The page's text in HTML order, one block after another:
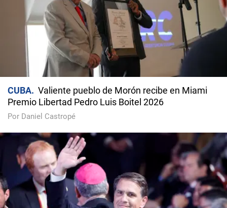
CUBA
Valiente pueblo de Morón recibe en Miami
Premio Libertad Pedro Luis Boitel 2026
Por Daniel Castropé